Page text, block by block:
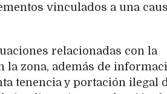
vinculados a una
relacionadas con la
la zona, además de
tenencia y portación ilegal